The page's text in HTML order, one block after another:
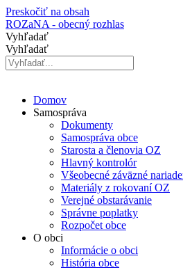
Preskočiť na obsah
ROZaNA - obecný rozhlas
Vyhľadať
Vyhľadať
Domov
Samospráva
Dokumenty
Samospráva obce
Starosta a členovia OZ
Hlavný kontrolór
Všeobecné záväzné
Materiály z rokovaní OZ
Verejné obstarávanie
Správne poplatky
Rozpočet obce
O obci
Informácie o obci
História obce